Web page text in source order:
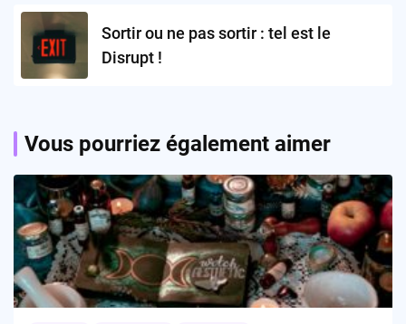
Sortir ou ne pas sortir : tel est le
Disrupt !
Vous pourriez également aimer